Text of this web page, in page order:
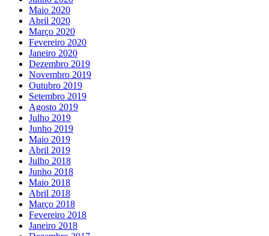
Maio 2020
Abril 2020
Março 2020
Fevereiro 2020
Janeiro 2020
Dezembro 2019
Novembro 2019
Outubro 2019
Setembro 2019
Agosto 2019
Julho 2019
Junho 2019
Maio 2019
Abril 2019
Julho 2018
Junho 2018
Maio 2018
Abril 2018
Março 2018
Fevereiro 2018
Janeiro 2018